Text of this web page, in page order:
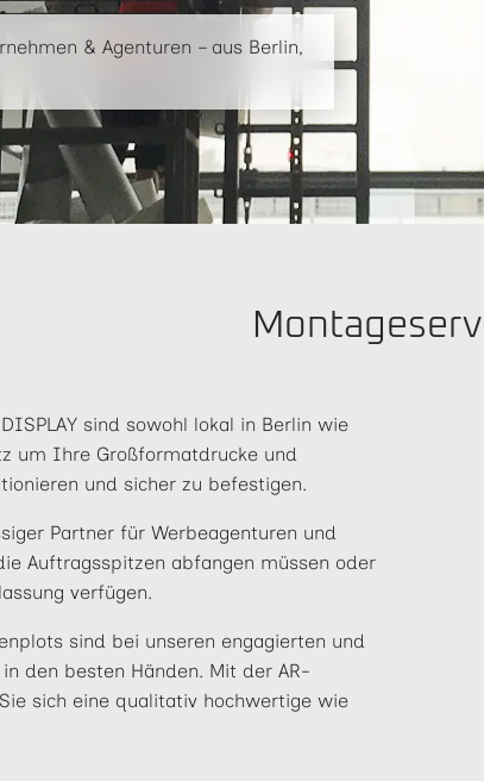
& Agenturen – aus Berlin,
sind sowohl lokal in Berlin wie
um Ihre Großformatdrucke und
und sicher zu befestigen.
Partner für Werbeagenturen und
Auftragsspitzen abfangen müssen oder
verfügen.
sind bei unseren engagierten und
den besten Händen. Mit der AR-
sich eine qualitativ hochwertige wie